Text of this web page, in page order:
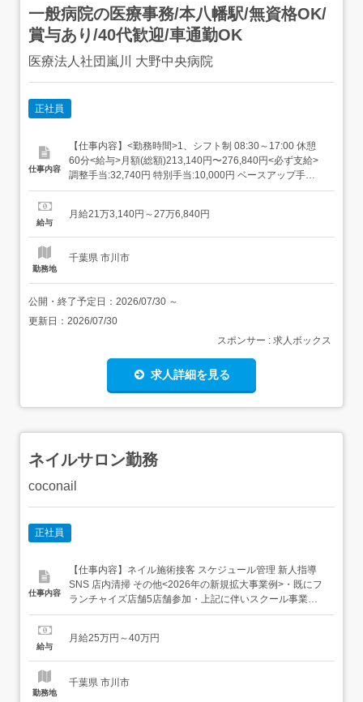
一般病院の医療事務/本八幡駅/無資格OK/
賞与あり/40代歓迎/車通勤OK
医療法人社団嵐川 大野中央病院
正社員
仕事内容
【仕事内容】<勤務時間>1、シフト制 08:30～17:00 休憩
60分<給与>月額(総額)213,140円〜276,840円<必ず支給>
調整手当:32,740円 特別手当:10,000円 ベースアップ手
当:12,500円 住宅手当:世帯主以外10,000円、世帯主20,000
収:約320万円～4...
給与
月給21万3,140円～27万6,840円
勤務地
千葉県 市川市
公開・終了予定日： 2026/07/30 ～
更新日： 2026/07/30
スポンサー : 求人ボックス
求人詳細を見る
ネイルサロン勤務
coconail
正社員
仕事内容
【仕事内容】ネイル施術接客 スケジュール管理 新人指導
SNS 店内清掃 その他<2026年の新規拡大事業例>・既にフ
ランチャイズ店舗5店舗参加・上記に伴いスクール事業も
併設スタート1ネイルチップ2ネイルスクール:講師業にも参
ンラインにてのお仕事などのお仕事も並行してスタート予
給与
月給25万円～40万円
勤務地
千葉県 市川市